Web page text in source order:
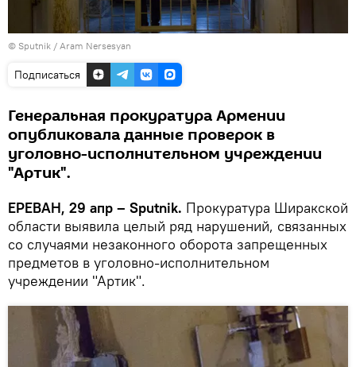
© Sputnik / Aram Nersesyan
Подписаться
Генеральная прокуратура Армении
опубликовала данные проверок в
уголовно-исполнительном учреждении
"Артик".
ЕРЕВАН, 29 апр – Sputnik. Прокуратура Ширакской
области выявила целый ряд нарушений, связанных
со случаями незаконного оборота запрещенных
предметов в уголовно-исполнительном
учреждении "Артик".